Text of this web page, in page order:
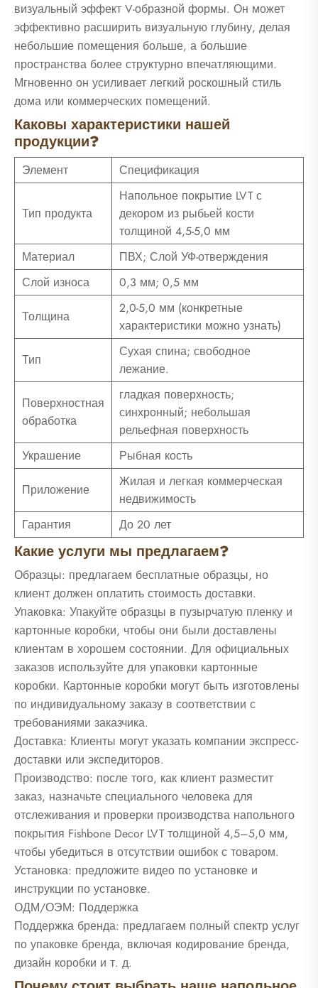
визуальный эффект V-образной формы. Он может
эффективно расширить визуальную глубину, делая
небольшие помещения больше, а большие
пространства более структурно впечатляющими.
Мгновенно он усиливает легкий роскошный стиль
дома или коммерческих помещений.
Каковы характеристики нашей
продукции?
Элемент Спецификация
Тип продукта
Напольное покрытие LVT с
декором из рыбьей кости
толщиной 4,5-5,0 мм
Материал
ПВХ; Слой УФ-отверждения
Слой износа
0,3 мм; 0,5 мм
Толщина
2,0-5,0 мм (конкретные
характеристики можно узнать)
Тип
Сухая спина; свободное
лежание.
Поверхностная
обработка
гладкая поверхность;
синхронный; небольшая
рельефная поверхность
Украшение
Рыбная кость
Приложение
Жилая и легкая коммерческая
недвижимость
Гарантия
До 20 лет
Какие услуги мы предлагаем?
Образцы: предлагаем бесплатные образцы, но
клиент должен оплатить стоимость доставки.
Упаковка: Упакуйте образцы в пузырчатую пленку и
картонные коробки, чтобы они были доставлены
клиентам в хорошем состоянии. Для официальных
заказов используйте для упаковки картонные
коробки. Картонные коробки могут быть изготовлены
по индивидуальному заказу в соответствии с
требованиями заказчика.
Доставка: Клиенты могут указать компании экспресс-
доставки или экспедиторов.
Производство: после того, как клиент разместит
заказ, назначьте специального человека для
отслеживания и проверки производства напольного
покрытия Fishbone Decor LVT толщиной 4,5–5,0 мм,
чтобы убедиться в отсутствии ошибок с товаром.
Установка: предложите видео по установке и
инструкции по установке.
ОДМ/ОЭМ: Поддержка
Поддержка бренда: предлагаем полный спектр услуг
по упаковке бренда, включая кодирование бренда,
дизайн коробки и т. д.